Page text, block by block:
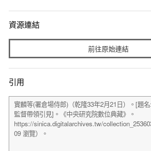
資源連結
前往原始連結
引用